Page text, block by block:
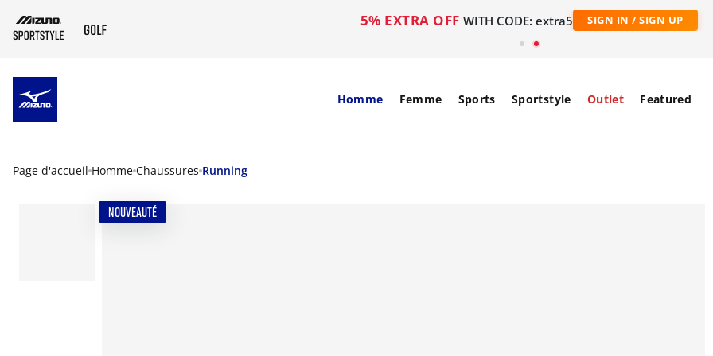
5% EXTRA OFF WITH CODE: extra5 SIGN IN / SIGN UP
Homme Femme Sports Sportstyle Outlet Featured
Page d'accueil Homme Chaussures Running
NOUVEAUTÉ